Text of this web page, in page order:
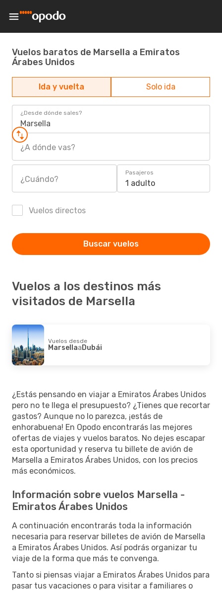
Vuelos baratos de Marsella a Emiratos
Árabes Unidos
Ida y vuelta Solo ida
¿Desde dónde sales?
Marsella
¿A dónde vas?
¿Cuándo?
Pasajeros
1 adulto
Vuelos directos
Buscar vuelos
Vuelos a los destinos más
visitados de Marsella
Vuelos desde
MarsellaaDubái
¿Estás pensando en viajar a Emiratos Árabes Unidos
pero no te llega el presupuesto? ¿Tienes que recortar
gastos? Aunque no lo parezca, ¡estás de
enhorabuena! En Opodo encontrarás las mejores
ofertas de viajes y vuelos baratos. No dejes escapar
esta oportunidad y reserva tu billete de avión de
Marsella a Emiratos Árabes Unidos, con los precios
más económicos.
Información sobre vuelos Marsella -
Emiratos Árabes Unidos
A continuación encontrarás toda la información
necesaria para reservar billetes de avión de Marsella
a Emiratos Árabes Unidos. Así podrás organizar tu
viaje de la forma que más te convenga.
Tanto si piensas viajar a Emiratos Árabes Unidos para
pasar tus vacaciones o para visitar a familiares o